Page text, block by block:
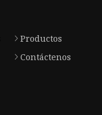
Productos
Contáctenos